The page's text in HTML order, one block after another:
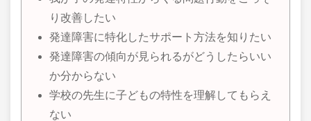
り改善したい
発達障害に特化したサポート方法を知りたい
発達障害の傾向が見られるがどうしたらいい
か分からない
学校の先生に子どもの特性を理解してもらえ
ない